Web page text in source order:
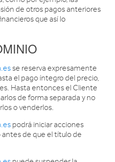
de otros pagos anteriores
que así lo
se reserva expresamente
el pago íntegro del precio,
Hasta entonces el Cliente
de forma separada y no
o venderlos.
podrá iniciar acciones
antes de que el título de